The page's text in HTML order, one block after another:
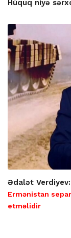
Hüquq niyə
Ədalət Verdiyev:
Ermənistan
etməlidir